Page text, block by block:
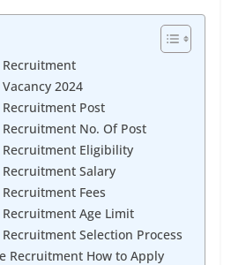
2024
Post
No. Of Post
Eligibility
Salary
Fees
Age Limit
Selection Process
Recruitment How to Apply